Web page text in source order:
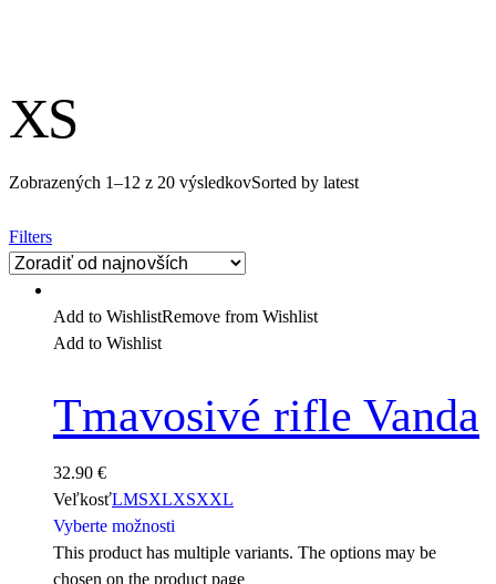
XS
Zobrazených 1–12 z 20 výsledkovSorted by latest
Filters
Add to WishlistRemove from Wishlist
Add to Wishlist
Tmavosivé rifle Vanda
32.90 €
VeľkosťLMSXLXSXXL
Vyberte možnosti
This product has multiple variants. The options may be
chosen on the product page